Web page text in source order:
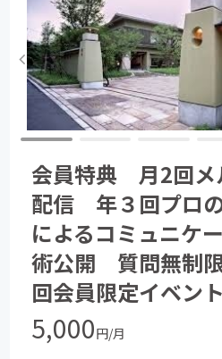
会員特典 月2回メ
配信 年３回プロ
によるコミュニケ
術公開 質問無制
回会員限定イベント
5,000円/月